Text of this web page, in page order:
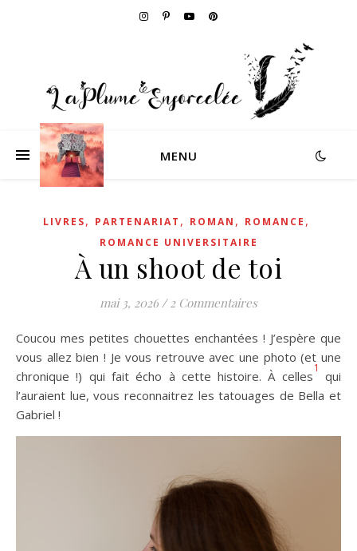
MENU
LIVRES, PARTENARIAT , ROMAN , ROMANCE ,
ROMANCE UNIVERSITAIRE
À un shoot de toi
mai 3, 2026 / 2 Commentaires
Coucou mes petites chouettes enchantées ! J’espère que
vous allez bien ! Je vous retrouve avec une photo (et une
chronique !) qui fait écho à cette histoire. À celles
1
qui
l’auraient lue, vous reconnaitrez les tatouages de Bella et
Gabriel !